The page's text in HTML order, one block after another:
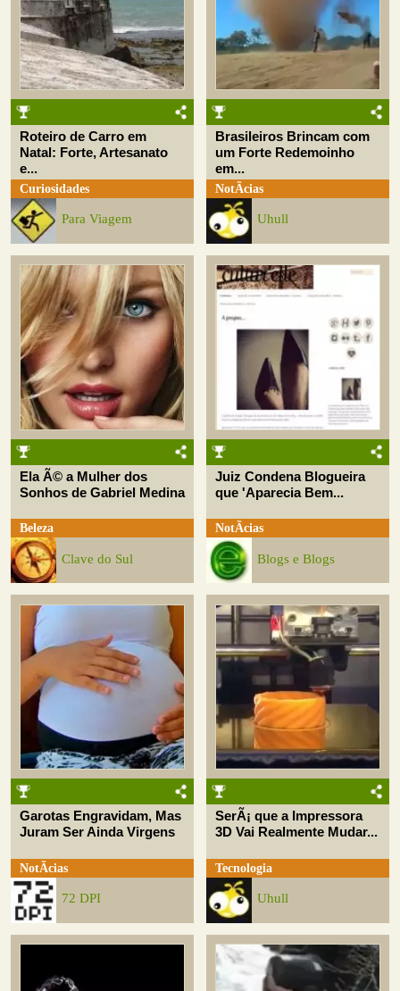
Roteiro de Carro em
Natal: Forte, Artesanato
e...
Curiosidades
Para Viagem
Brasileiros Brincam com
um Forte Redemoinho
em...
NotÃ­cias
Uhull
Ela Ã© a Mulher dos
Sonhos de Gabriel Medina
Beleza
Clave do Sul
Juiz Condena Blogueira
que 'Aparecia Bem...
NotÃ­cias
Blogs e Blogs
Garotas Engravidam, Mas
Juram Ser Ainda Virgens
NotÃ­cias
72 DPI
SerÃ¡ que a Impressora
3D Vai Realmente Mudar...
Tecnologia
Uhull